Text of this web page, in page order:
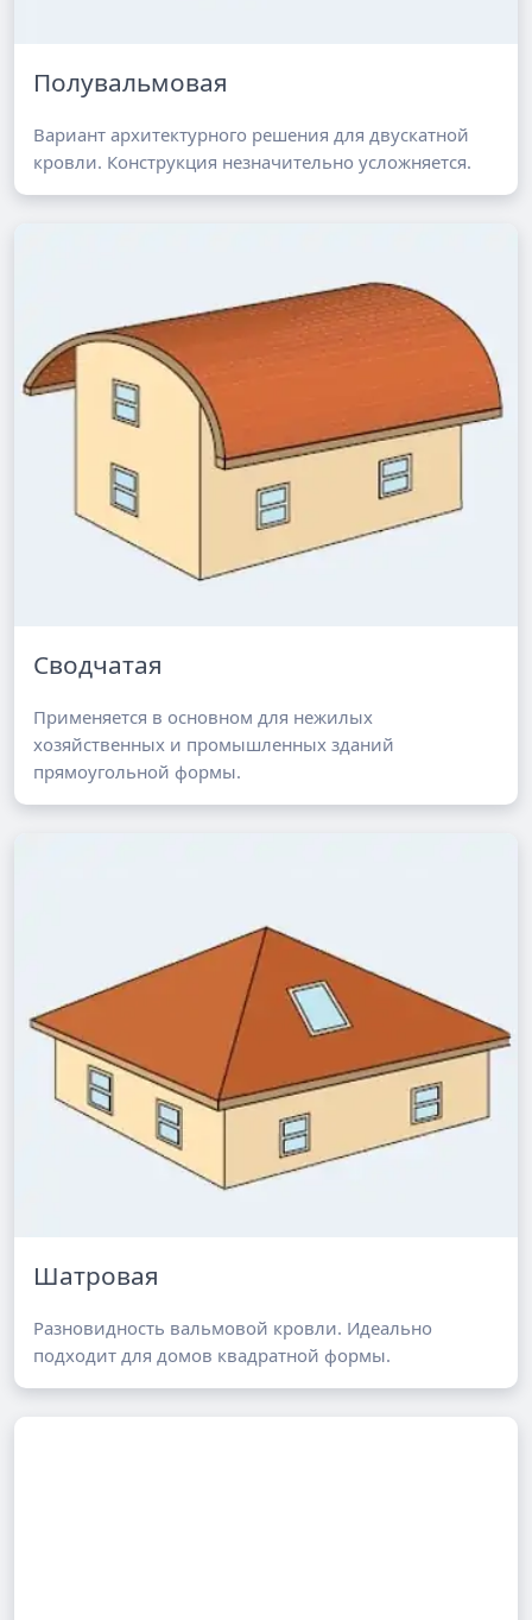
Полувальмовая
Вариант архитектурного решения для двускатной
кровли. Конструкция незначительно усложняется.
Сводчатая
Применяется в основном для нежилых
хозяйственных и промышленных зданий
прямоугольной формы.
Шатровая
Разновидность вальмовой кровли. Идеально
подходит для домов квадратной формы.